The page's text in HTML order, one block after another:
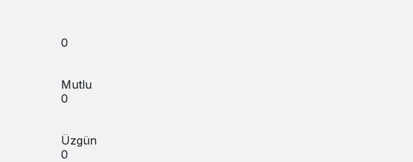
0
Mutlu
0
Üzgün
0